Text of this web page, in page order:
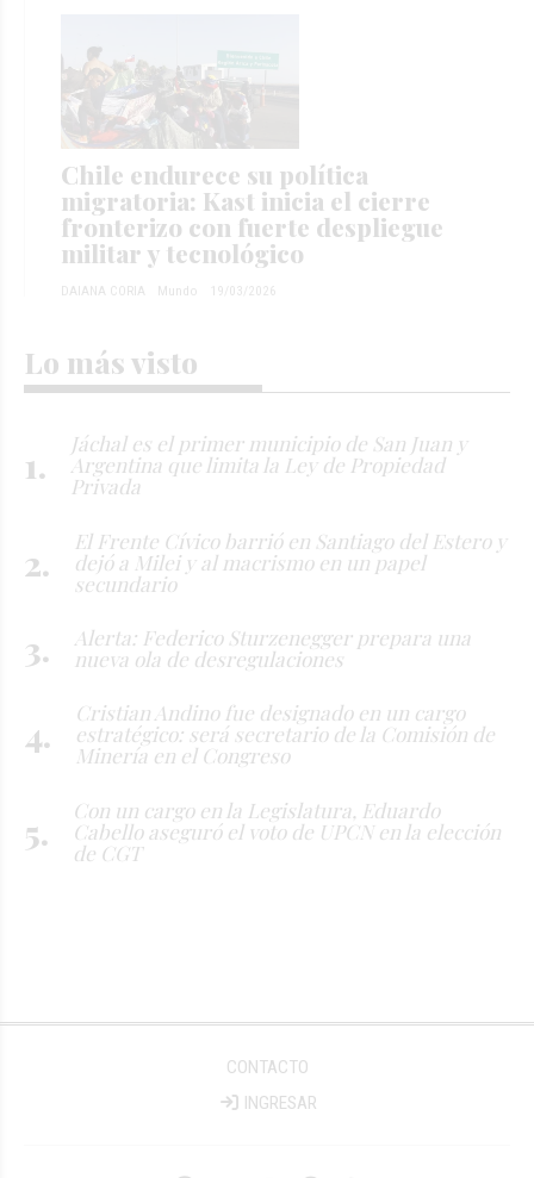
Chile endurece su política
migratoria: Kast inicia el cierre
fronterizo con fuerte despliegue
militar y tecnológico
DAIANA CORIA Mundo 19/03/2026
Lo más visto
Jáchal es el primer municipio de San Juan y
Argentina que limita la Ley de Propiedad
Privada
El Frente Cívico barrió en Santiago del Estero y
dejó a Milei y al macrismo en un papel
secundario
Alerta: Federico Sturzenegger prepara una
nueva ola de desregulaciones
Cristian Andino fue designado en un cargo
estratégico: será secretario de la Comisión de
Minería en el Congreso
Con un cargo en la Legislatura, Eduardo
Cabello aseguró el voto de UPCN en la elección
de CGT
CONTACTO
INGRESAR